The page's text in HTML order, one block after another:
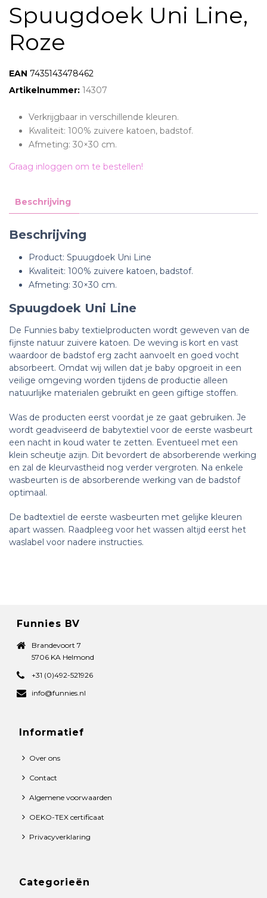
Spuugdoek Uni Line,
Roze
EAN: 7435143478462
Artikelnummer: 14307
Verkrijgbaar in verschillende kleuren.
Kwaliteit: 100% zuivere katoen, badstof.
Afmeting: 30×30 cm.
Graag inloggen om te bestellen!
Beschrijving
Beschrijving
Product: Spuugdoek Uni Line
Kwaliteit: 100% zuivere katoen, badstof.
Afmeting: 30×30 cm.
Spuugdoek Uni Line
De Funnies baby textielproducten wordt geweven van de
fijnste natuur zuivere katoen. De weving is kort en vast
waardoor de badstof erg zacht aanvoelt en goed vocht
absorbeert. Omdat wij willen dat je baby opgroeit in een
veilige omgeving worden tijdens de productie alleen
natuurlijke materialen gebruikt en geen giftige stoffen.
Was de producten eerst voordat je ze gaat gebruiken. Je
wordt geadviseerd de babytextiel voor de eerste wasbeurt
een nacht in koud water te zetten. Eventueel met een
klein scheutje azijn. Dit bevordert de absorberende werking
en zal de kleurvastheid nog verder vergroten. Na enkele
wasbeurten is de absorberende werking van de badstof
optimaal.
De badtextiel de eerste wasbeurten met gelijke kleuren
apart wassen. Raadpleeg voor het wassen altijd eerst het
waslabel voor nadere instructies.
Funnies BV
Brandevoort 7
5706 KA Helmond
+31 (0)492-521926
info@funnies.nl
Informatief
Over ons
Contact
Algemene voorwaarden
OEKO-TEX certificaat
Privacyverklaring
Categorieën